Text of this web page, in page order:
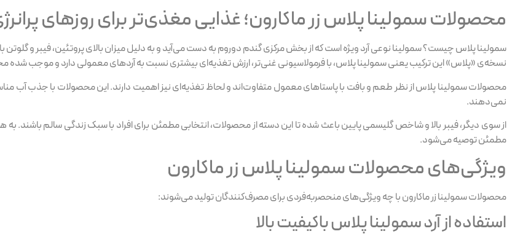
محصولات سمولینا پلاس زر ماکارون؛ غذایی مغذی‌تر برای روزهای
سمولینا پلاس چیست؟ سمولینا نوعی آرد ویژه است که از بخش مرکزی گندم دوروم به دست می‌آید و به دلیل میزان بالای پروتئین، فیبر و گلوتن
نسخه‌ی «پلاس» این ترکیب یعنی سمولینا پلاس، با فرمولاسیونی غنی‌تر، ارزش تغذیه‌ای بیشتری نسبت به آردهای معمولی دارد و موجب شده
محصولات سمولینا پلاس از نظر طعم و بافت با پاستاهای معمول متفاوت‌اند و لحاظ تغذیه‌ای نیز اهمیت دارند. این محصولات با جذب آب
نمی‌دهند.
از سوی دیگر، فیبر بالا و شاخص گلیسمی پایین باعث شده تا این دسته از محصولات، انتخابی مطمئن برای افراد با سبک زندگی سالم باشند.
مطمئن توصیه می‌شود.
ویژگی‌های محصولات سمولینا پلاس زر ماکارون
محصولات سمولینا زر ماکارون با چه ویژگی‌های منحصر‌به‌فردی برای مصرف‌کنندگان تولید می‌شوند:
استفاده از آرد سمولینا پلاس باکیفیت بالا